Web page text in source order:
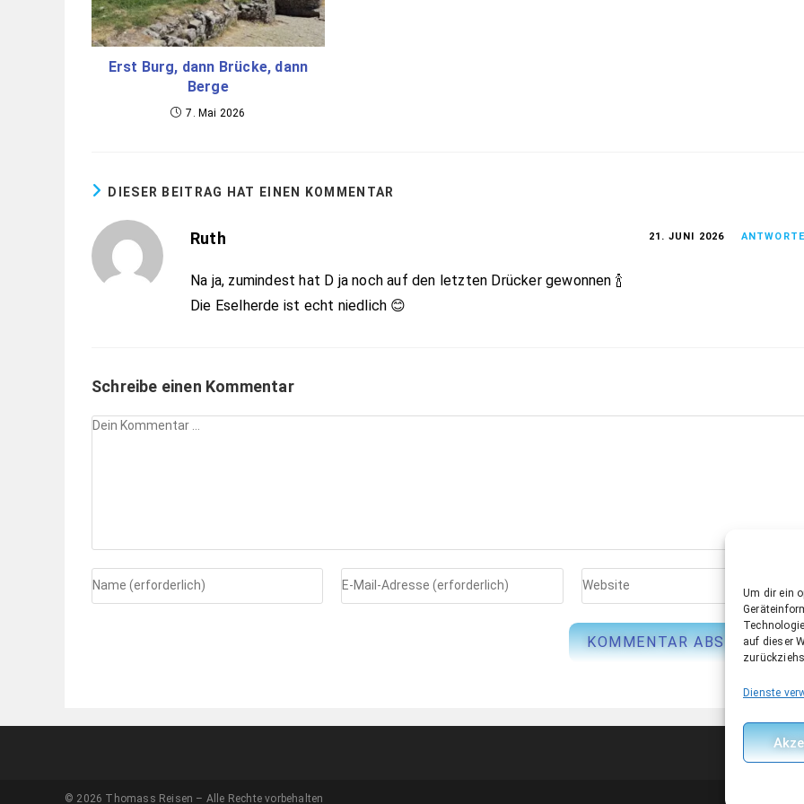
Um dir ein
auf dieser
Dienste
Erst Burg, dann Brücke, dann
Berge
7. Mai 2026
DIESER BEITRAG HAT EINEN KOMMENTAR
Ruth 21. JUNI 2026
Na ja, zumindest hat D ja noch auf den letzten Drücker gewonnen 🍾
Die Eselherde ist echt niedlich 😊
Schreibe einen Kommentar
© 2026 Thomass Reisen – Alle Rechte vorbehalten